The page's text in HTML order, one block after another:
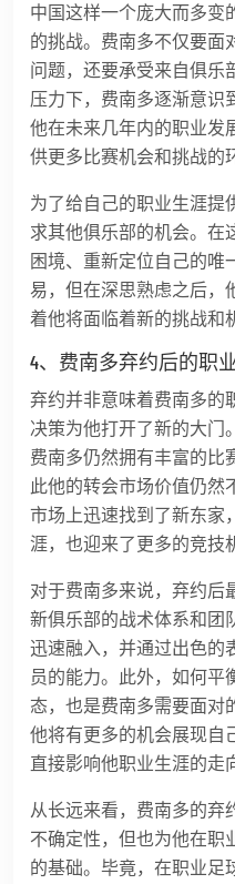
中国这样一个庞大而多变
的挑战。费南多不仅要面
问题，还要承受来自俱乐
压力下，费南多逐渐意识
他在未来几年内的职业发
供更多比赛机会和挑战的
为了给自己的职业生涯提
求其他俱乐部的机会。在
困境、重新定位自己的唯
易，但在深思熟虑之后，
着他将面临着新的挑战和
4、费南多弃约后的职
弃约并非意味着费南多的
决策为他打开了新的大门
费南多仍然拥有丰富的比
此他的转会市场价值仍然
市场上迅速找到了新东家
涯，也迎来了更多的竞技
对于费南多来说，弃约后
新俱乐部的战术体系和团
迅速融入，并通过出色的
员的能力。此外，如何平
态，也是费南多需要面对
他将有更多的机会展现自
直接影响他职业生涯的走
从长远来看，费南多的弃
不确定性，但也为他在职
的基础。毕竟，在职业足